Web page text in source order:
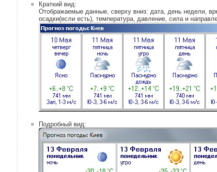
Краткий вид:
Отображаемые данные, сверху вниз: дата, день недели,
осадки(если есть), температура, давление, сила и
Подробный вид: